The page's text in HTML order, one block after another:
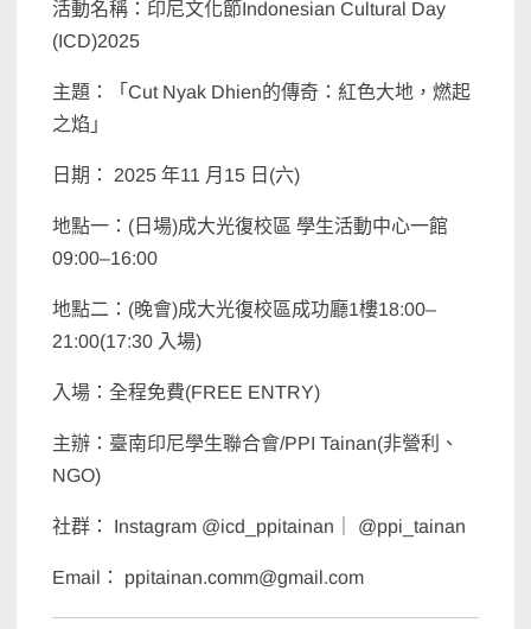
活動名稱：印尼文化節Indonesian Cultural Day
(ICD)2025
主題：「Cut Nyak Dhien的傳奇：紅色大地，燃起
之焰」
日期： 2025 年11 月15 日(六)
地點一：(日場)成大光復校區 學生活動中心一館
09:00–16:00
地點二：(晚會)成大光復校區成功廳1樓18:00–
21:00(17:30 入場)
入場：全程免費(FREE ENTRY)
主辦：臺南印尼學生聯合會/PPI Tainan(非營利、
NGO)
社群： Instagram @icd_ppitainan｜ @ppi_tainan
Email： ppitainan.comm@gmail.com